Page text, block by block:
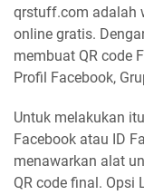
qrstuff.com adalah
online gratis.
membuat QR code
Profil Facebook,
Untuk melakukan
Facebook atau ID
menawarkan alat
QR code final. Opsi